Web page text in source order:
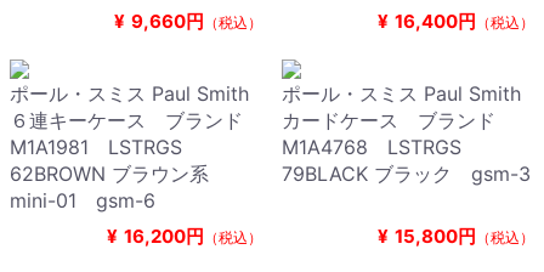
¥ 9,660円 （税込） ¥ 16,400円 （税込）
ポール・スミス Paul Smith
６連キーケース ブランド
M1A1981 LSTRGS
62BROWN ブラウン系
mini-01 gsm-6
¥ 16,200円 （税込）
ポール・スミス Paul Smith
カードケース ブランド
M1A4768 LSTRGS
79BLACK ブラック gsm-3
¥ 15,800円 （税込）